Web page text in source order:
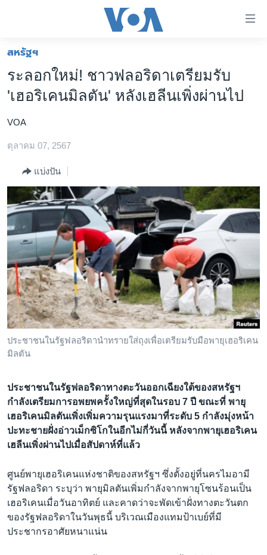
ต่อ
ไป
เนื้อหา
ข้าม
ไป
ข้าม
ไป
การ
ค้นหา
โลก
เอเชีย
สหรัฐฯ
ไทย
ธุรกิจ
วิทยาศาสตร์
สังคมและสุขภาพ
ไลฟ์สไตล์
ตรวจสอบข่าว
เรียนรู้ภาษาอังกฤษ
พอดคาสต์
ติดตามเรา
เลือกภาษา
สหรัฐฯ
ระลอกใหม่! ชาวฟลอริดาเตรียมรับ
'เฮอริเคนมิลตัน' หลังเฮลีนเพิ่งผ่านไป
VOA
ตุลาคม 07, 2567
แบ่งปัน
ประชาชนในรัฐฟลอริดานำทรายใส่ถุงเพื่อเตรียมรับมือพายุเฮอริเคน
มิลตัน
ประชาชนในรัฐฟลอริดาทางตะวันออกเฉียงใต้ของสหรัฐฯ
กำลังเตรียมการอพยพครั้งใหญ่ที่สุดในรอบ 7 ปี ขณะที่ พายุ
เฮอริเคนมิลตันเพิ่งเพิ่มความรุนแรงมาที่ระดับ 5 กำลังมุ่งหน้า
ปะทะชายฝั่งอ่าวเม็กซิโกในอีกไม่กี่วันนี้ หลังจากพายุเฮอริเคน
เฮลีนเพิ่งผ่านไปเมื่อสัปดาห์ที่แล้ว
ศูนย์พายุเฮอริเคนแห่งชาติของสหรัฐฯ ซึ่งตั้งอยู่ที่นครไมอามี
รัฐฟลอริดา ระบุว่า พายุมิลตันเพิ่มกำลังจากพายุโซนร้อนเป็น
เฮอริเคนเมื่อวันอาทิตย์ และคาดว่าจะพัดเข้าฝั่งทางตะวันตก
ของรัฐฟลอริดาในวันพุธนี้ บริเวณเมืองแทมป้าเบย์ที่มี
ประชากรอาศัยหนาแน่น